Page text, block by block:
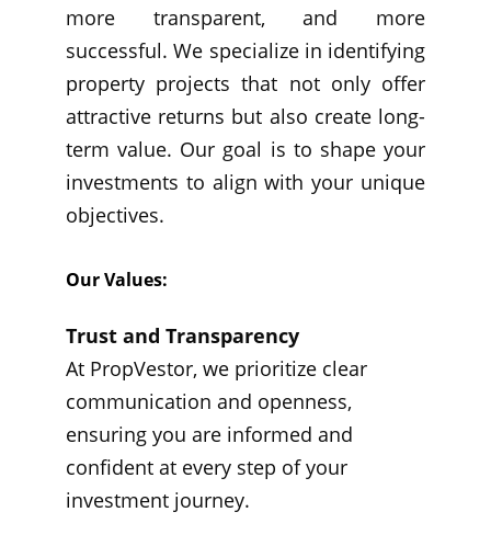
more transparent, and more
successful. We specialize in identifying
property projects that not only offer
attractive returns but also create long-
term value. Our goal is to shape your
investments to align with your unique
objectives.
Our Values:
Trust and Transparency
At PropVestor, we prioritize clear
communication and openness,
ensuring you are informed and
confident at every step of your
investment journey.